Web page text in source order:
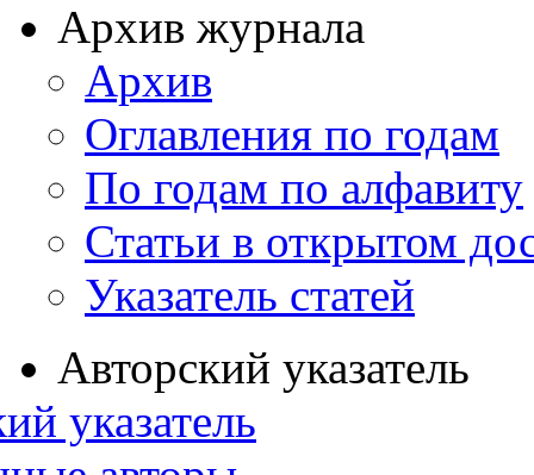
Архив журнала
Архив
Оглавления по годам
По годам по алфавиту
Статьи в открытом
Указатель статей
Авторский указатель
указатель